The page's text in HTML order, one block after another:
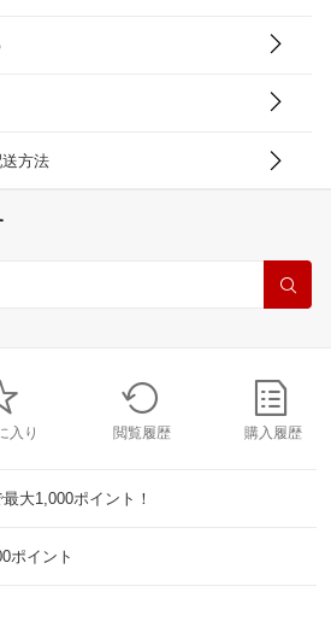
方法
入り 閲覧履歴 購入履歴
大1,000ポイント！
ポイント